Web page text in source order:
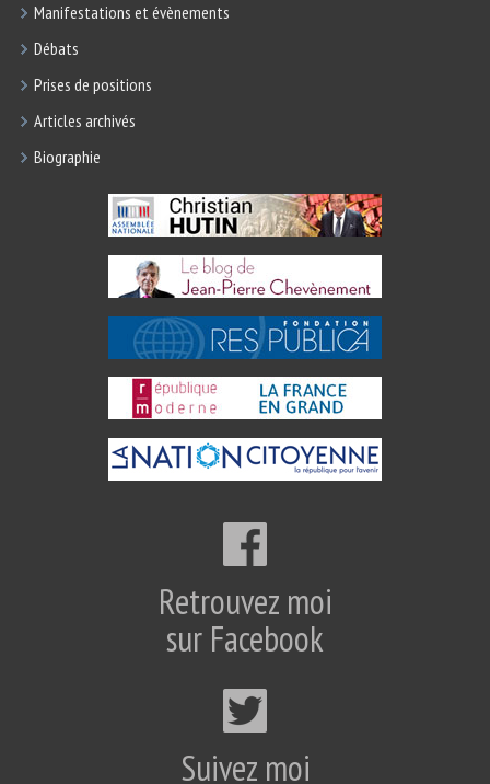
Manifestations et évènements
Débats
Prises de positions
Articles archivés
Biographie
Retrouvez moi
sur Facebook
Suivez moi